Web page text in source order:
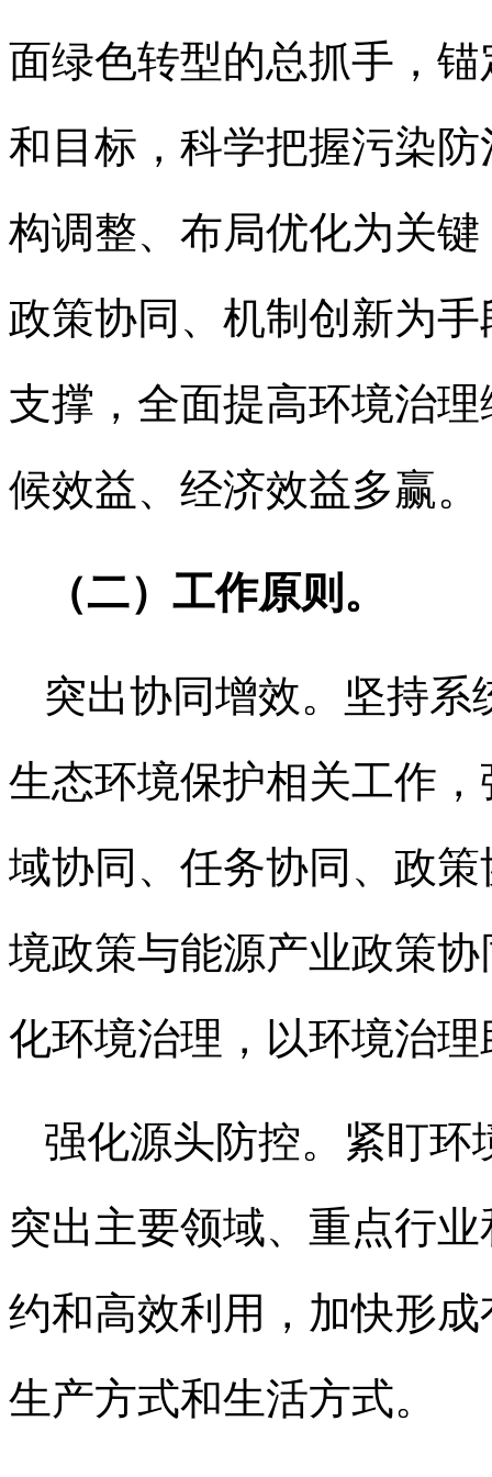
面绿色转型的总抓手，
和目标，科学把握污染
构调整、布局优化为关
政策协同、机制创新为
支撑，全面提高环境治
候效益、经济效益多赢。
（二）工作原则。
突出协同增效。坚持
生态环境保护相关工作
域协同、任务协同、政
境政策与能源产业政策
化环境治理，以环境治
强化源头防控。紧盯环
突出主要领域、重点行
约和高效利用，加快形
生产方式和生活方式。